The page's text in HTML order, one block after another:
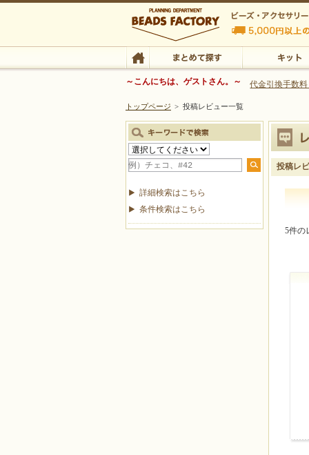
ビーズファクトリー ビーズ・パーツ・金具など
ビーズ・アクセサ
ビーズ・アクセサリーの専門店 ビーズファクト
TOP まとめて探す
～こんにちは、ゲストさん。～ 代金引換手数
トップページ > 投稿レビュー一覧
投稿レ
5件の
詳細検索はこちら
条件検索はこちら